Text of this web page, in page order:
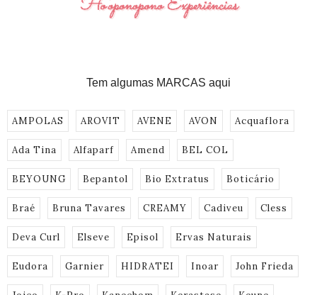
Tem algumas MARCAS aqui
AMPOLAS AROVIT AVENE AVON Acquaflora
Ada Tina Alfaparf Amend BEL COL
BEYOUNG Bepantol Bio Extratus Boticário
Braé Bruna Tavares CREAMY Cadiveu Cless
Deva Curl Elseve Episol Ervas Naturais
Eudora Garnier HIDRATEI Inoar John Frieda